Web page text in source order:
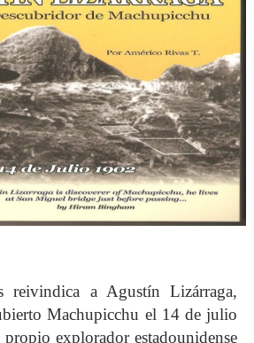
reivindica a Agustín Lizárraga,
Machupicchu el 14 de julio
explorador estadounidense